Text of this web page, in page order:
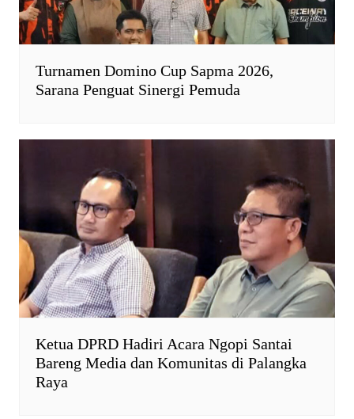
Turnamen Domino Cup Sapma 2026,
Sarana Penguat Sinergi Pemuda
Ketua DPRD Hadiri Acara Ngopi Santai
Bareng Media dan Komunitas di Palangka
Raya